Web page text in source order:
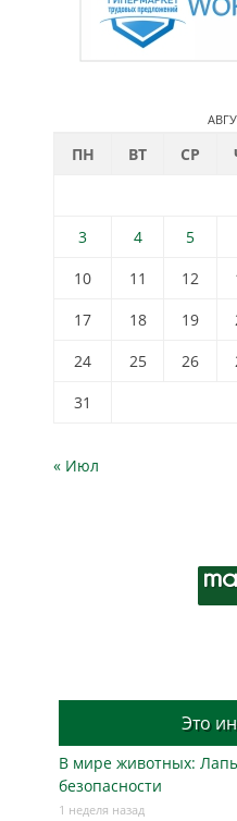
ПН ВТ СР
3
4 5
10
11 12
17
18 19
24
25 26
31
« Июл
Это
В мире животных:
безопасности
1 неделя назад